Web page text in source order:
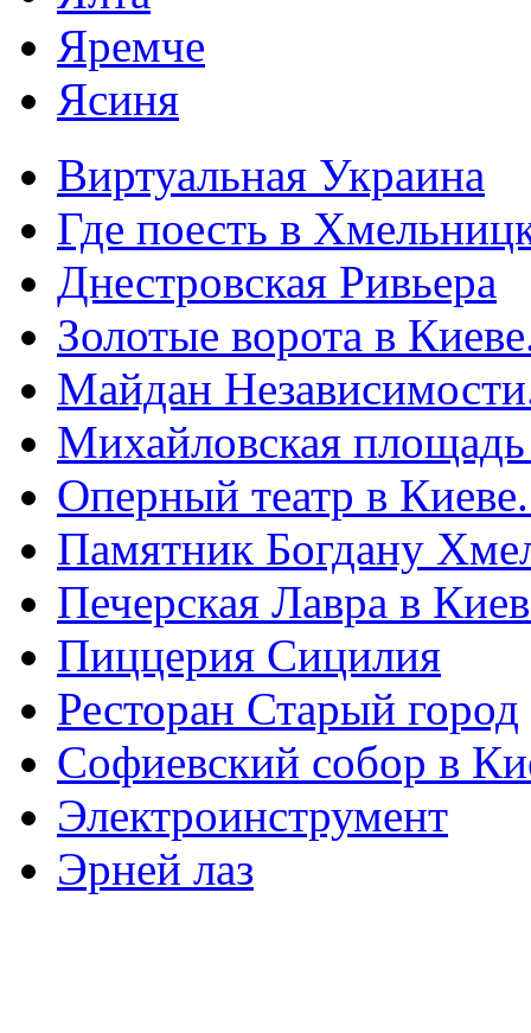
Яремче
Ясиня
Виртуальная Украина
Где поесть в
Днестровская Ривьера
Золотые ворота в
Майдан
Михайловская
Оперный театр в
Памятник Богдану
Печерская Лавра в
Пиццерия Сицилия
Ресторан Старый город
Софиевский собор в
Электроинструмент
Эрней лаз